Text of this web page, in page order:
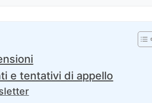
e tentativi di appello